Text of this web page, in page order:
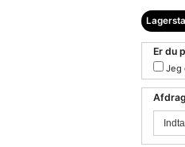
Er du
Jeg